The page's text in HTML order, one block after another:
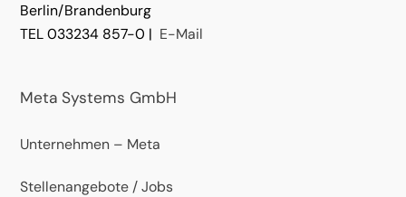
Berlin/Brandenburg
TEL 033234 857-0 | E-Mail
Meta Systems GmbH
Unternehmen – Meta
Stellenangebote / Jobs